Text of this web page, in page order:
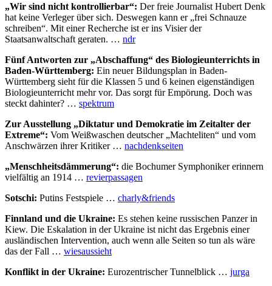
„Wir sind nicht kontrollierbar“: Der freie Journalist Hubert Denk
hat keine Verleger über sich. Deswegen kann er „frei Schnauze
schreiben“. Mit einer Recherche ist er ins Visier der
Staatsanwaltschaft geraten. … ndr
Fünf Antworten zur „Abschaffung“ des Biologieunterrichts in
Baden-Württemberg: Ein neuer Bildungsplan in Baden-
Württemberg sieht für die Klassen 5 und 6 keinen eigenständigen
Biologieunterricht mehr vor. Das sorgt für Empörung. Doch was
steckt dahinter? … spektrum
Zur Ausstellung „Diktatur und Demokratie im Zeitalter der
Extreme“: Vom Weißwaschen deutscher „Machteliten“ und vom
Anschwärzen ihrer Kritiker … nachdenkseiten
„Menschheitsdämmerung“: die Bochumer Symphoniker erinnern
vielfältig an 1914 … revierpassagen
Sotschi: Putins Festspiele … charly&friends
Finnland und die Ukraine: Es stehen keine russischen Panzer in
Kiew. Die Eskalation in der Ukraine ist nicht das Ergebnis einer
ausländischen Intervention, auch wenn alle Seiten so tun als wäre
das der Fall … wiesaussieht
Konflikt in der Ukraine: Eurozentrischer Tunnelblick … jurga